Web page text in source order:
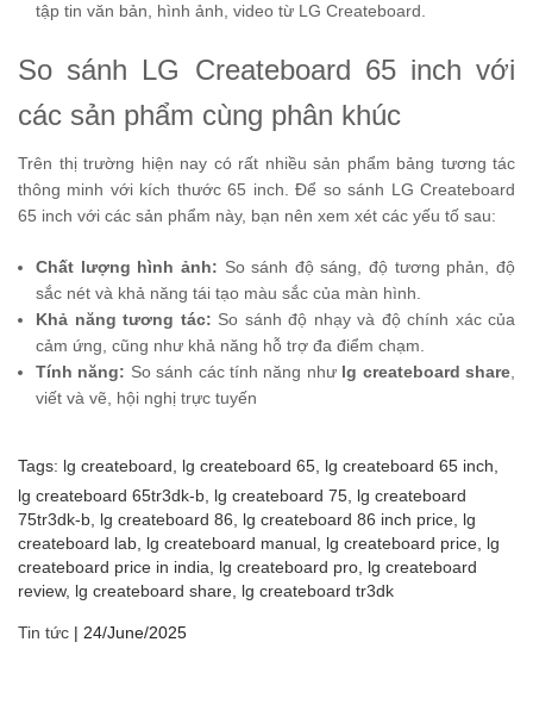
tập tin văn bản, hình ảnh, video từ LG Createboard.
So sánh LG Createboard 65 inch với
các sản phẩm cùng phân khúc
Trên thị trường hiện nay có rất nhiều sản phẩm bảng tương tác
thông minh với kích thước 65 inch. Để so sánh LG Createboard
65 inch với các sản phẩm này, bạn nên xem xét các yếu tố sau:
Chất lượng hình ảnh: So sánh độ sáng, độ tương phản, độ
sắc nét và khả năng tái tạo màu sắc của màn hình.
Khả năng tương tác: So sánh độ nhạy và độ chính xác của
cảm ứng, cũng như khả năng hỗ trợ đa điểm chạm.
Tính năng: So sánh các tính năng như lg createboard share
viết và vẽ, hội nghị trực tuyến
Tags: lg createboard, lg createboard 65, lg createboard 65 inch,
lg createboard 65tr3dk-b, lg createboard 75, lg createboard
75tr3dk-b, lg createboard 86, lg createboard 86 inch price, lg
createboard lab, lg createboard manual, lg createboard price, lg
createboard price in india, lg createboard pro, lg createboard
review, lg createboard share, lg createboard tr3dk
Tin tức | 24/June/2025